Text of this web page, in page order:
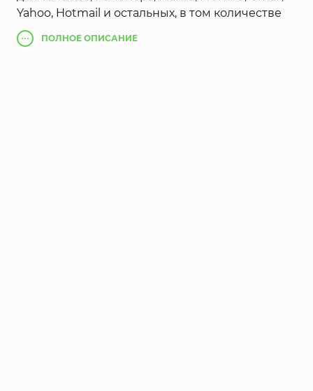
Yahoo, Hotmail и остальных, в том количестве
почты для доменов Google Apps, Yandex.Почты
для Доменов, Exchange Online, Office 365 и
ПОЛНОЕ ОПИСАНИЕ